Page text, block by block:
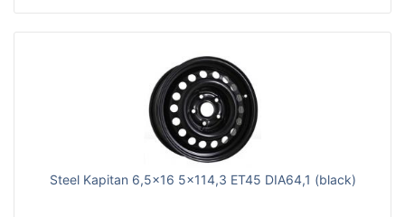
Steel Kapitan 6,5x16 5x114,3 ET45 DIA64,1 (black)